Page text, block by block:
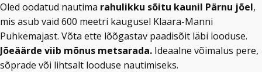
Oled oodatud nautima rahulikku sõitu kaunil Pärnu jõel,
mis asub vaid 600 meetri kaugusel Klaara-Manni
Puhkemajast. Võta ette lõõgastav paadisõit läbi looduse.
Jõeäärde viib mõnus metsarada. Ideaalne võimalus pere,
sõprade või lihtsalt looduse nautimiseks.